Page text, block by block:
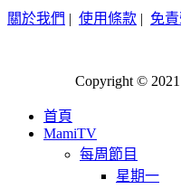
關於我們 | 使用條款 | 免
Copyright © 2021
首頁
MamiTV
每周節目
星期一